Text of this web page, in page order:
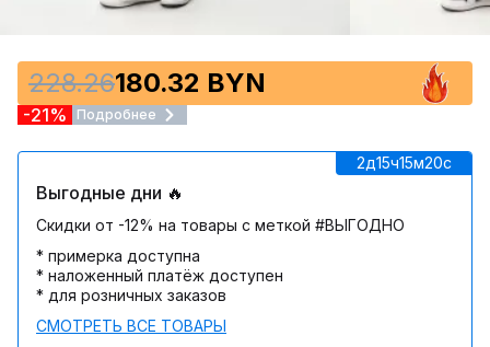
228.26180.32 BYN
-21% Подробнее
2д15ч15м20c
Выгодные дни 🔥
Скидки от -12% на товары с меткой #ВЫГОДНО
* примерка доступна
* наложенный платёж доступен
* для розничных заказов
СМОТРЕТЬ ВСЕ ТОВАРЫ